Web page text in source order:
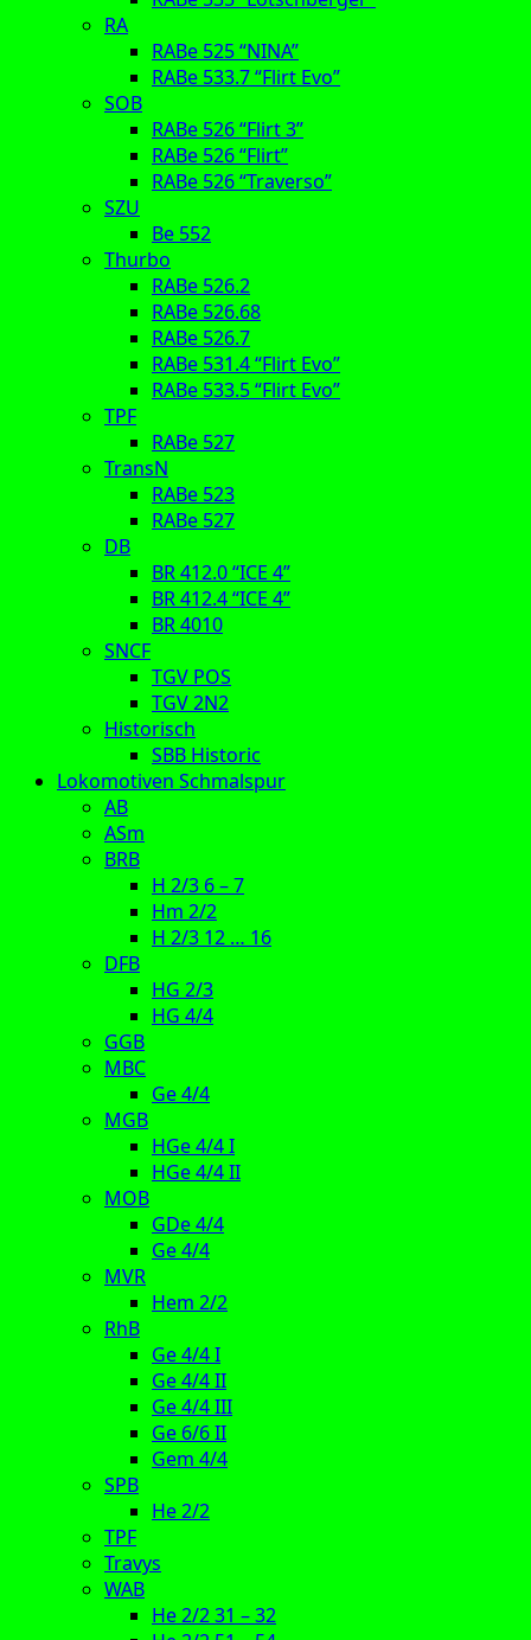
RA
RABe 525 “NINA”
RABe 533.7 “Flirt Evo”
SOB
RABe 526 “Flirt 3”
RABe 526 “Flirt”
RABe 526 “Traverso”
SZU
Be 552
Thurbo
RABe 526.2
RABe 526.68
RABe 526.7
RABe 531.4 “Flirt Evo”
RABe 533.5 “Flirt Evo”
TPF
RABe 527
TransN
RABe 523
RABe 527
DB
BR 412.0 “ICE 4”
BR 412.4 “ICE 4”
BR 4010
SNCF
TGV POS
TGV 2N2
Historisch
SBB Historic
Lokomotiven Schmalspur
AB
ASm
BRB
H 2/3 6 – 7
Hm 2/2
H 2/3 12 … 16
DFB
HG 2/3
HG 4/4
GGB
MBC
Ge 4/4
MGB
HGe 4/4 I
HGe 4/4 II
MOB
GDe 4/4
Ge 4/4
MVR
Hem 2/2
RhB
Ge 4/4 I
Ge 4/4 II
Ge 4/4 III
Ge 6/6 II
Gem 4/4
SPB
He 2/2
TPF
Travys
WAB
He 2/2 31 – 32